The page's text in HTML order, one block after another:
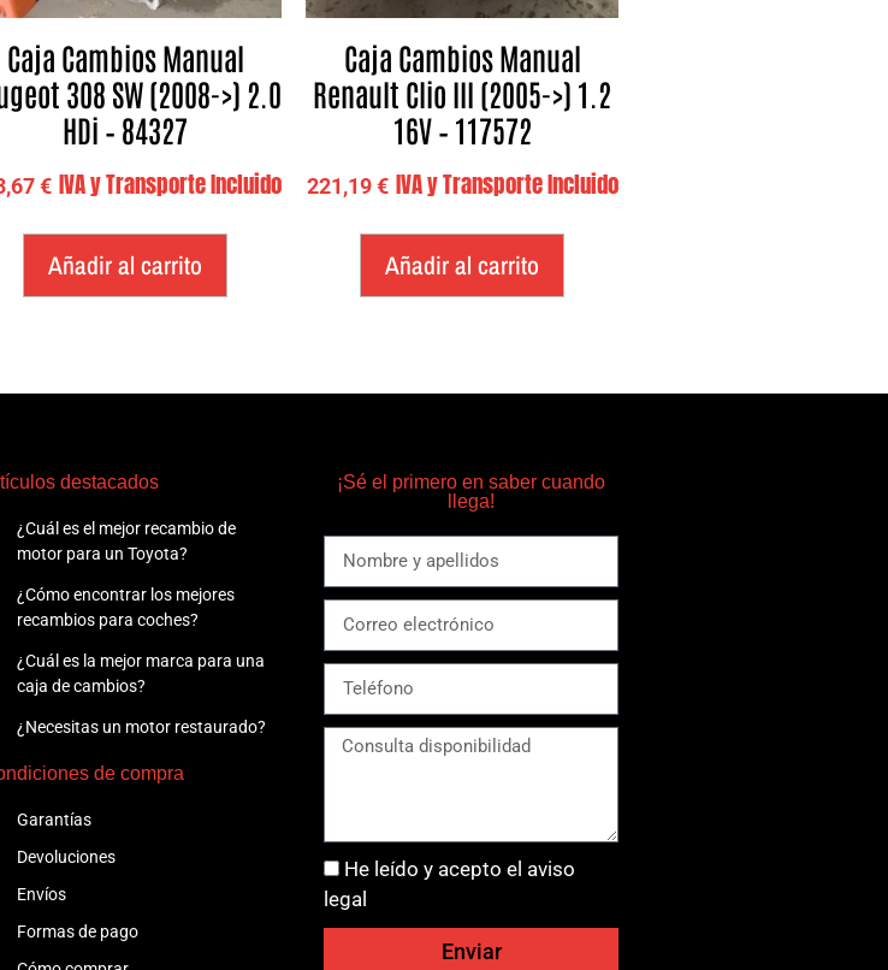
Caja Cambios Manual
308 SW (2008->) 2.0
HDi – 84327
€ IVA y Transporte Incluido
Añadir al carrito
Caja Cambios Manual
Renault Clio III (2005->) 1.2
16V – 117572
221,19€ IVA y Transporte Incluido
Añadir al carrito
destacados
¿Cuál es el mejor recambio de
motor para un Toyota?
¿Cómo encontrar los mejores
recambios para coches?
¿Cuál es la mejor marca para una
caja de cambios?
¿Necesitas un motor restaurado?
de compra
Garantías
Devoluciones
Envíos
Formas de pago
¡Sé el primero en saber cuando
llega!
He leído y acepto el aviso
legal
Enviar